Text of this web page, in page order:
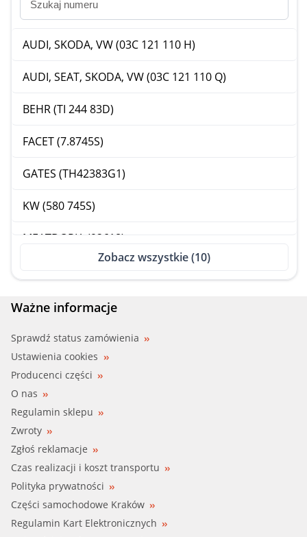
AUDI, SKODA, VW (03C 121 110 H)
AUDI, SEAT, SKODA, VW (03C 121 110 Q)
BEHR (TI 244 83D)
FACET (7.8745S)
GATES (TH42383G1)
KW (580 745S)
MEATDORIA (92618)
MOTORAD (K609-85)
SEAT, SKODA, VW (03C 121 110 K)
Zobacz wszystkie (10)
Ważne informacje
Sprawdź status zamówienia
Ustawienia cookies
Producenci części
O nas
Regulamin sklepu
Zwroty
Zgłoś reklamacje
Czas realizacji i koszt transportu
Polityka prywatności
Części samochodowe Kraków
Regulamin Kart Elektronicznych